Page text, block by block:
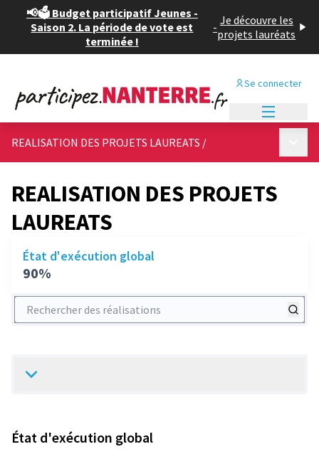
📢🗳️ Budget participatif Jeunes -
Saison 2. La période de vote est
terminée !
- Je découvre les
projets lauréats
Se connecter
REALISATION DES PROJETS LAUREATS /
REALISATION DES PROJETS
LAUREATS
État d'exécution global
90%
Rechercher des réalisations
État d'exécution global